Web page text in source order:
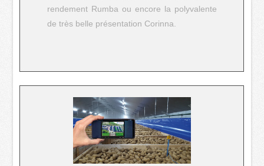
rendement Rumba ou encore la polyvalente
de très belle présentation Corinna.